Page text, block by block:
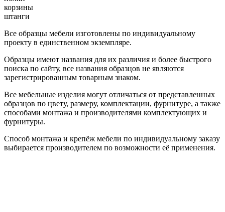
корзины
штанги
Все образцы мебели изготовлены по индивидуальному
проекту в единственном экземпляре.
Образцы имеют названия для их различия и более быстрого
поиска по сайту, все названия образцов не являются
зарегистрированным товарным знаком.
Все мебельные изделия могут отличаться от представленных
образцов по цвету, размеру, комплектации, фурнитуре, а также
способами монтажа и производителями комплектующих и
фурнитуры.
Способ монтажа и крепёж мебели по индивидуальному заказу
выбирается производителем по возможности её применения.